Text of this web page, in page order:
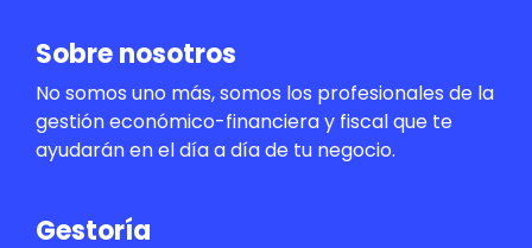
Sobre nosotros
No somos uno más, somos los profesionales de la
gestión económico-financiera y fiscal que te
ayudarán en el día a día de tu negocio.
Gestoría